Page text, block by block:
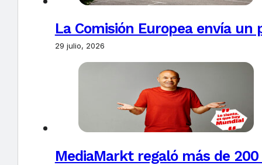
La Comisión Europea envía un
29 julio, 2026
MediaMarkt regaló más de